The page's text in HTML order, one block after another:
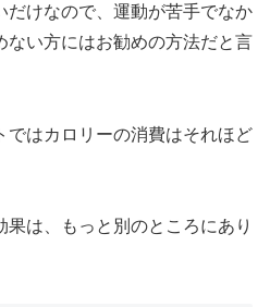
だけなので、運動が苦手でなか
ない方にはお勧めの方法だと言
ではカロリーの消費はそれほど
は、もっと別のところにあり